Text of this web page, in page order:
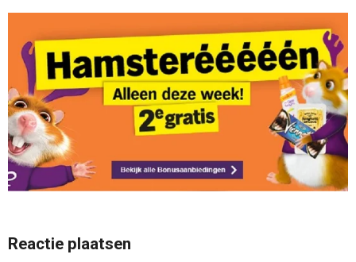
Reactie plaatsen